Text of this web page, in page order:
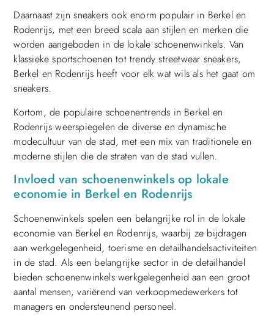
Daarnaast zijn sneakers ook enorm populair in Berkel en
Rodenrijs, met een breed scala aan stijlen en merken die
worden aangeboden in de lokale schoenenwinkels. Van
klassieke sportschoenen tot trendy streetwear sneakers,
Berkel en Rodenrijs heeft voor elk wat wils als het gaat om
sneakers.
Kortom, de populaire schoenentrends in Berkel en
Rodenrijs weerspiegelen de diverse en dynamische
modecultuur van de stad, met een mix van traditionele en
moderne stijlen die de straten van de stad vullen.
Invloed van schoenenwinkels op lokale
economie in Berkel en Rodenrijs
Schoenenwinkels spelen een belangrijke rol in de lokale
economie van Berkel en Rodenrijs, waarbij ze bijdragen
aan werkgelegenheid, toerisme en detailhandelsactiviteiten
in de stad. Als een belangrijke sector in de detailhandel
bieden schoenenwinkels werkgelegenheid aan een groot
aantal mensen, variërend van verkoopmedewerkers tot
managers en ondersteunend personeel.